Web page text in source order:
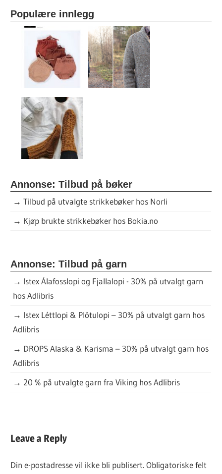
Populære innlegg
Annonse: Tilbud på bøker
→Tilbud på utvalgte strikkebøker hos Norli
→ Kjøp brukte strikkebøker hos Bokia.no
Annonse: Tilbud på garn
→ Istex Álafosslopi og Fjallalopi - 30% på utvalgt garn
hos Adlibris
→ Istex Léttlopi & Plötulopi – 30% på utvalgt garn hos
Adlibris
→ DROPS Alaska & Karisma – 30% på utvalgt garn hos
Adlibris
→ 20 % på utvalgte garn fra Viking hos Adlibris
KJØPEOPPSKRIFT
Leave a Reply
Din e-postadresse vil ikke bli publisert. Obligatoriske felt